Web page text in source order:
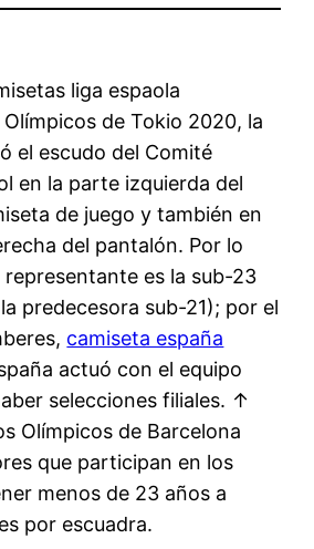
de Tokio 2020, la
el escudo del Comité
en la parte izquierda del
de juego y también en
del pantalón. Por lo
representante es la sub-23
predecesora sub-21); por el
camiseta españa
actuó con el equipo
selecciones filiales. ↑
Olímpicos de Barcelona
que participan en los
menos de 23 años a
por escuadra.